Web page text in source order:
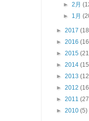
►2月
► 1月
► 2017
► 2016
► 2015
► 2014
► 2013
► 2012
► 2011
► 2010 (5)